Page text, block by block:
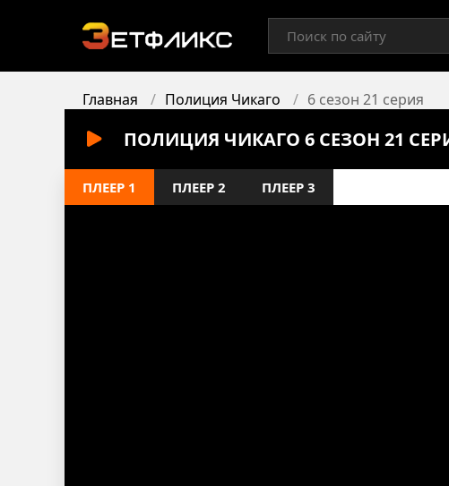
Главная Полиция Чикаго 6 сезон 21 серия
ПОЛИЦИЯ ЧИКАГО 6 СЕЗОН 21
ПЛЕЕР 1 ПЛЕЕР 2 ПЛЕЕР 3